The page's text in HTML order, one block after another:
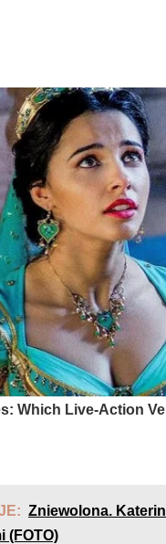
Zniewolona.
(FOTO)